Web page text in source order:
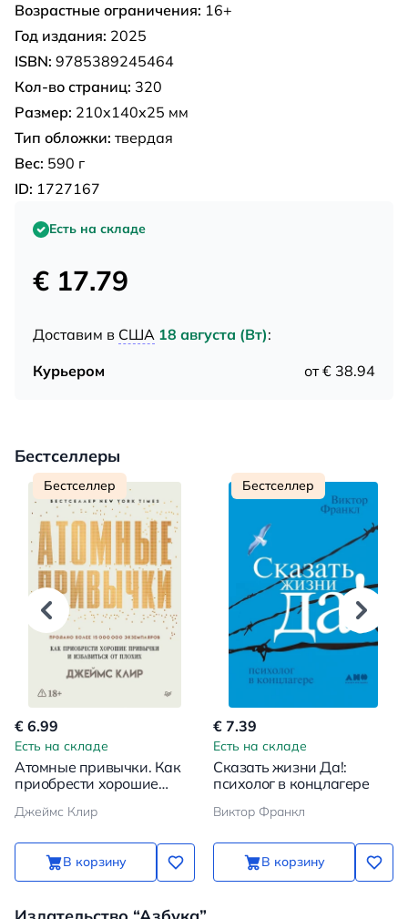
Возрастные ограничения: 16+
Год издания: 2025
ISBN: 9785389245464
Кол-во страниц: 320
Размер: 210х140х25 мм
Тип обложки: твердая
Вес: 590 г
ID: 1727167
Есть на складе
€ 17.79
Доставим в США 18 августа (Вт):
Курьером
от € 38.94
Бестселлеры
Бестселлер
€ 6.99
Есть на складе
Атомные привычки. Как
приобрести хорошие
плохих
Джеймс Клир
В корзину
Бестселлер
€ 7.39
Есть на складе
Сказать жизни Да!:
психолог в концлагере
Виктор Франкл
В корзину